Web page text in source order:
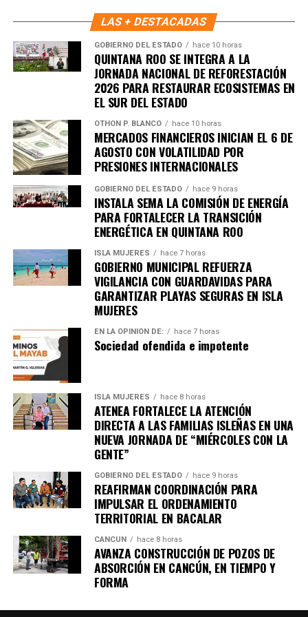
Benito Juárez avanza hacia un modelo de convivencia
basado en la participación activa, el respeto y la
responsabilidad compartida.
Fuente: 5to Poder Agencia de Noticias
Recibe las noticias al instante
Únete al canal oficial de WhatsApp de
Quinto Podery recibe las noticias más
importantes de Quintana Roo directamente
en tu teléfono.
Unirme al canal de WhatsApp
LAS + DESTACADAS
GOBIERNO DEL ESTADO hace 10 horas
QUINTANA ROO SE INTEGRA A LA
JORNADA NACIONAL DE REFORESTACIÓN
2026 PARA RESTAURAR ECOSISTEMAS EN
EL SUR DEL ESTADO
OTHON P. BLANCO hace 10 horas
MERCADOS FINANCIEROS INICIAN EL 6 DE
AGOSTO CON VOLATILIDAD POR
PRESIONES INTERNACIONALES
GOBIERNO DEL ESTADO hace 9 horas
INSTALA SEMA LA COMISIÓN DE ENERGÍA
PARA FORTALECER LA TRANSICIÓN
ENERGÉTICA EN QUINTANA ROO
ISLA MUJERES hace 7 horas
GOBIERNO MUNICIPAL REFUERZA
VIGILANCIA CON GUARDAVIDAS PARA
GARANTIZAR PLAYAS SEGURAS EN ISLA
MUJERES
EN LA OPINIÓN DE: hace 7 horas
Sociedad ofendida e impotente
ISLA MUJERES hace 8 horas
ATENEA FORTALECE LA ATENCIÓN
DIRECTA A LAS FAMILIAS ISLEÑAS EN UNA
NUEVA JORNADA DE “MIÉRCOLES CON LA
GENTE”
GOBIERNO DEL ESTADO hace 9 horas
REAFIRMAN COORDINACIÓN PARA
IMPULSAR EL ORDENAMIENTO
TERRITORIAL EN BACALAR
CANCÚN hace 8 horas
AVANZA CONSTRUCCIÓN DE POZOS DE
ABSORCIÓN EN CANCÚN, EN TIEMPO Y
FORMA